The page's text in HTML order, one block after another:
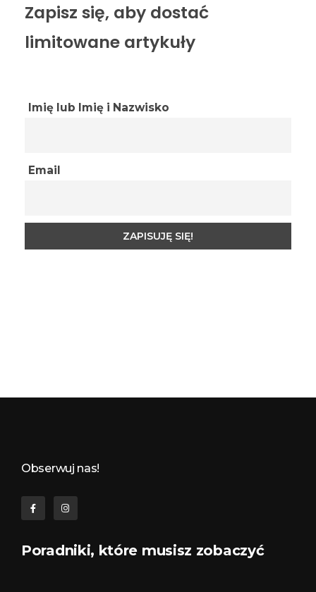
Zapisz się, aby dostać
limitowane artykuły
Imię lub Imię i Nazwisko
Email
Obserwuj nas!
Poradniki, które musisz zobaczyć